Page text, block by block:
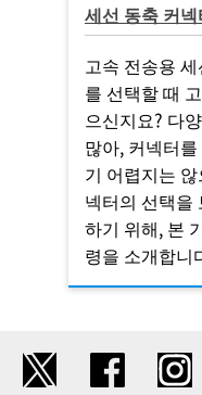
세선 동축 커
고속 전송용
를 선택할 때
으신지요? 다
많아, 커넥터
기 어렵지는
넥터의 선택을
하기 위해, 본
령을 소개합니